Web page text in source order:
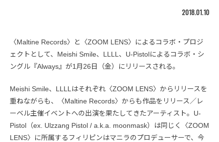
2018.01.10
〈Maltine Records〉と〈ZOOM LENS〉によるコラボ・プロジ
ェクトとして、Meishi Smile、LLLL、U-Pistolによるコラボ・シ
ングル『Always』が1月26日（金）にリリースされる。
Meishi Smile、LLLLはそれぞれ〈ZOOM LENS〉からリリースを
重ねながらも、〈Maltine Records〉からも作品をリリース／レ
ーベル主催イベントへの出演を果たしてきたアーティスト。U-
Pistol（ex. Ulzzang Pistol / a.k.a. moonmask）は同じく〈ZOOM
LENS〉に所属するフィリピンはマニラのプロデューサーで、今